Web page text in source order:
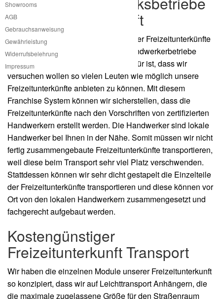
Showrooms
AGB
Gebrauchsanweisung
Gewährleistung
Widerrufsbelehrung
Impressum
für Freizeitunterkunft
Die Produktion und der Aufbau unserer Freizeitunterkünfte
kann durch zertifizierte Franchise Handwerkerbetriebe
bewerkstelligt werden. Der Grund dafür ist, dass wir
versuchen wollen so vielen Leuten wie möglich unsere
Freizeitunterkünfte anbieten zu können. Mit diesem
Franchise System können wir sicherstellen, dass die
Freizeitunterkünfte nach den Vorschriften von zertifizierten
Handwerkern erstellt werden. Die Handwerker sind lokale
Handwerker bei Ihnen in der Nähe. Somit müssen wir nicht
fertig zusammengebaute Freizeitunterkünfte transportieren,
weil diese beim Transport sehr viel Platz verschwenden.
Stattdessen können wir sehr dicht gestapelt die Einzelteile
der Freizeitunterkünfte transportieren und diese können vor
Ort von den lokalen Handwerkern zusammengesetzt und
fachgerecht aufgebaut werden.
Kostengünstiger
Freizeitunterkunft Transport
Wir haben die einzelnen Module unserer Freizeitunterkunft
so konzipiert, dass wir auf Leichttransport Anhängern, die
die maximale zugelassene Größe für den Straßenraum